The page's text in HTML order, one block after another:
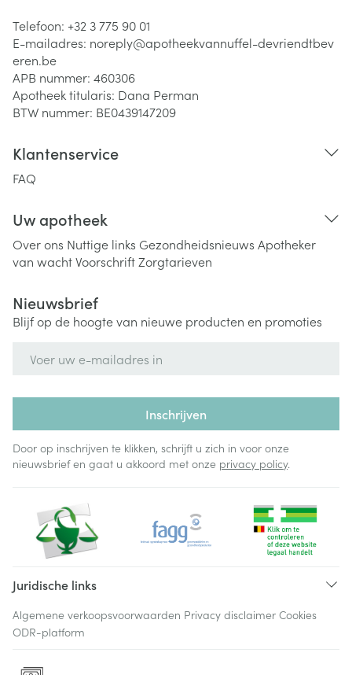
Telefoon: +32 3 775 90 01
E-mailadres: noreply@apotheekvannuffel-devriendtbev
eren.be
APB nummer: 460306
Apotheek titularis: Dana Perman
BTW nummer: BE0439147209
Klantenservice
FAQ
Uw apotheek
Over ons Nuttige links Gezondheidsnieuws Apotheker
van wachtVoorschriftZorgtarieven
Nieuwsbrief
Blijf op de hoogte van nieuwe producten en promoties
Inschrijven
Door op inschrijven te klikken, schrijft u zich in voor onze
nieuwsbrief en gaat u akkoord met onze privacy policy.
Juridische links
Algemene verkoopsvoorwaarden Privacy disclaimer Cookies
ODR-platform